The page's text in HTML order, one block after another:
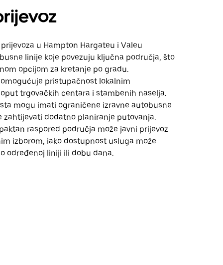
u Hampton Hargateu i Valeu
linije koje povezuju ključna područja, što
opcijom za kretanje po gradu.
pristupačnost lokalnim
trgovačkih centara i stambenih naselja.
mogu imati ograničene izravne autobusne
zahtijevati dodatno planiranje putovanja.
raspored područja može javni prijevoz
izborom, iako dostupnost usluga može
određenoj liniji ili dobu dana.